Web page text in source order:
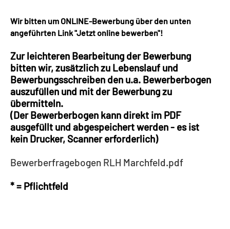
Wir bitten um ONLINE-Bewerbung über den unten
angeführten Link "Jetzt online bewerben"!
Zur leichteren Bearbeitung der Bewerbung
bitten wir, zusätzlich zu Lebenslauf und
Bewerbungsschreiben den u.a. Bewerberbogen
auszufüllen und mit der Bewerbung zu
übermitteln.
(Der Bewerberbogen kann direkt im PDF
ausgefüllt und abgespeichert werden - es ist
kein Drucker, Scanner erforderlich)
Bewerberfragebogen RLH Marchfeld.pdf
* = Pflichtfeld